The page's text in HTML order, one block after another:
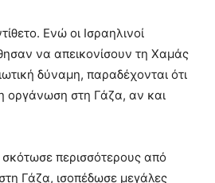
Ενώ οι Ισραηλινοί
να απεικονίσουν τη Χαμάς
δύναμη, παραδέχονται ότι
οργάνωση στη Γάζα, αν και
περισσότερους από
Γάζα, ισοπέδωσε μεγάλες